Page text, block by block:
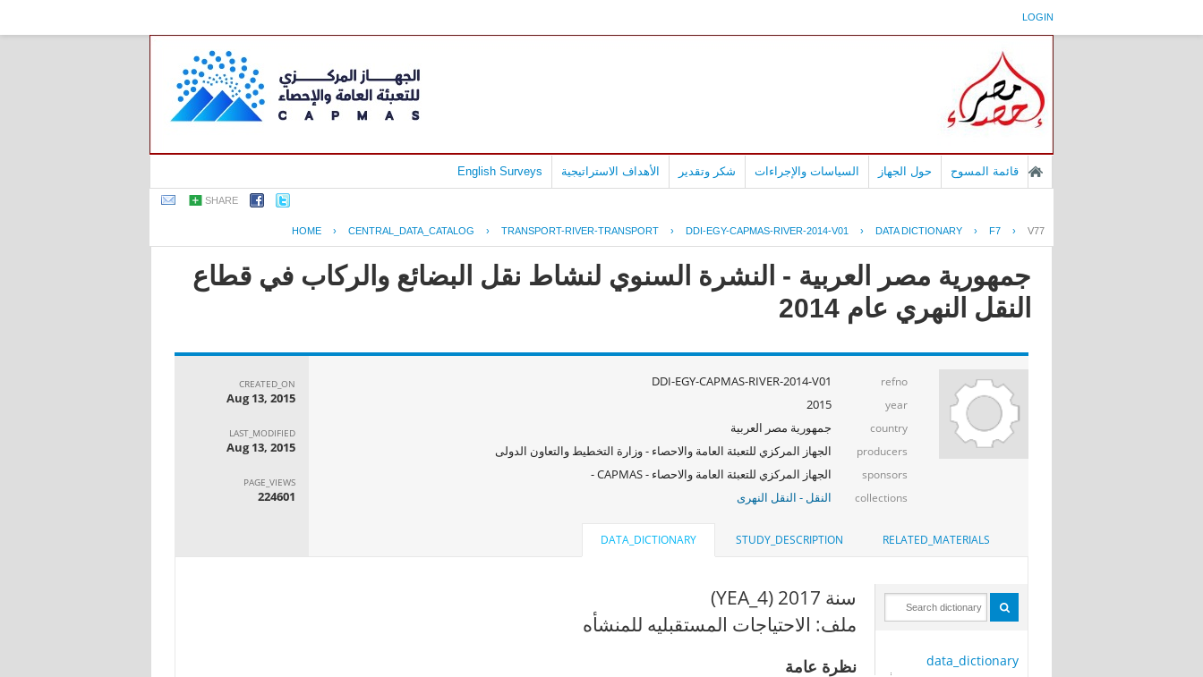
LOGIN
قائمة المسوح حول الجهاز السياسات والإجراءات شكر وتقدير الأهداف الاستراتيجية English Surveys
SHARE
HOME › CENTRAL_DATA_CATALOG › TRANSPORT-RIVER-TRANSPORT › DDI-EGY-CAPMAS-RIVER-2014-V01 › DATA DICTIONARY › F7 › V77
جمهورية مصر العربية - النشرة السنوي لنشاط نقل البضائع والركاب في قطاع
النقل النهري عام 2014
refno
DDI-EGY-CAPMAS-RIVER-2014-V01
year
2015
country جمهورية مصر العربية
producers الجهاز المركزي للتعبئة العامة والاحصاء - وزارة التخطيط والتعاون الدولى
sponsors الجهاز المركزي للتعبئة العامة والاحصاء - CAPMAS -
collections النقل - النقل النهرى
CREATED_ON
Aug 13, 2015
LAST_MODIFIED
Aug 13, 2015
PAGE_VIEWS
224601
RELATED_MATERIALS
STUDY_DESCRIPTION
DATA_DICTIONARY
data_dictionary
سنة 2017 (YEA_4)
ملف: الاحتياجات المستقبليه للمنشأه
نظرة عامة